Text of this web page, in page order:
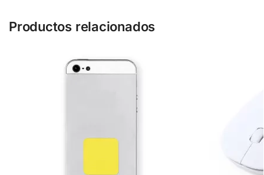
Productos relacionados